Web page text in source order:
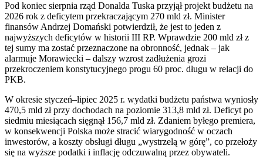
Pod koniec sierpnia rząd Donalda Tuska przyjął projekt budżetu na
2026 rok z deficytem przekraczającym 270 mld zł. Minister
finansów Andrzej Domański potwierdził, że jest to jeden z
najwyższych deficytów w historii III RP. Wprawdzie 200 mld zł z
tej sumy ma zostać przeznaczone na obronność, jednak – jak
alarmuje Morawiecki – dalszy wzrost zadłużenia grozi
przekroczeniem konstytucyjnego progu 60 proc. długu w relacji do
PKB.
W okresie styczeń–lipiec 2025 r. wydatki budżetu państwa wyniosły
470,5 mld zł przy dochodach na poziomie 313,8 mld zł. Deficyt po
siedmiu miesiącach sięgnął 156,7 mld zł. Zdaniem byłego premiera,
w konsekwencji Polska może stracić wiarygodność w oczach
inwestorów, a koszty obsługi długu „wystrzelą w górę”, co przełoży
się na wyższe podatki i inflację odczuwalną przez obywateli.